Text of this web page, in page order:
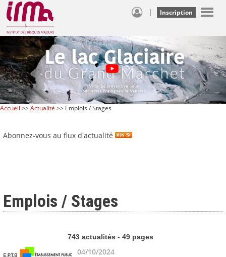
| Inscription
Accueil >>Actualité >> Emplois / Stages
Abonnez-vous au flux d'actualité
Emplois / Stages
743 actualités - 49 pages
04/10/2024